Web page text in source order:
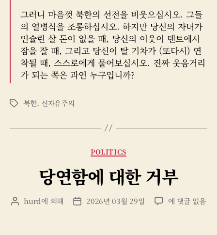
그러니 마음껏 북한의 선전을 비웃으십시오. 그들
의 열병식을 조롱하십시오. 하지만 당신의 자녀가
인슐린 살 돈이 없을 때, 당신의 이웃이 텐트에서
잠을 잘 때, 그리고 당신이 탈 기차가 (또다시) 연
착될 때, 스스로에게 물어보십시오. 진짜 웃음거리
가 되는 쪽은 과연 누구입니까?
태
북한, 신자유주의
카
테
고
리
POLITICS
당연함에 대한 거부
게 hurd에 의해
게 2026년 03월 29일
당
에 댓글 없음